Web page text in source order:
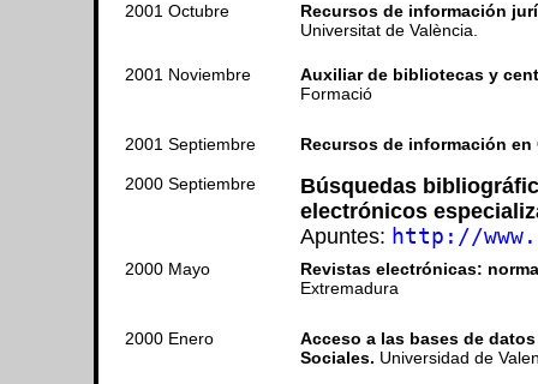
2001 Octubre
Recursos de información
Universitat de València.
2001 Noviembre
Auxiliar de bibliotecas y
Formació
2001 Septiembre Recursos de información en
2000 Septiembre
Búsquedas
electrónicos
Apuntes: http://
2000 Mayo
Revistas electrónicas:
Extremadura
2000 Enero
Acceso a las bases de
Sociales. Universidad de